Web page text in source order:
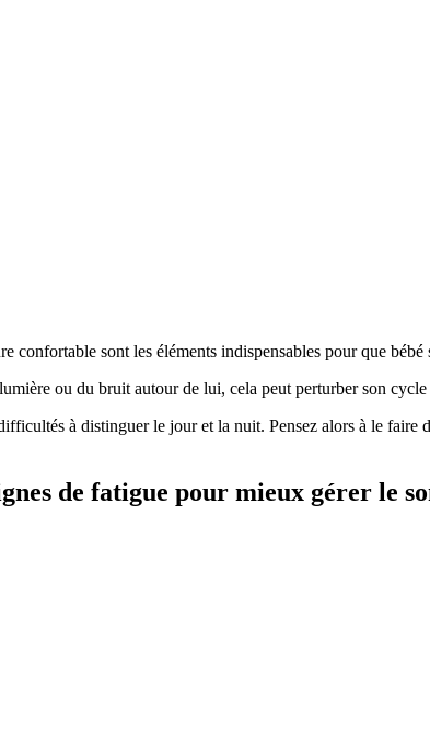
confortable sont les éléments indispensables pour que bébé
ou du bruit autour de lui, cela peut perturber son
à distinguer le jour et la nuit. Pensez alors à le
de fatigue pour mieux gérer le